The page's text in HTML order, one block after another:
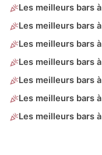
Les meilleurs bars
Les meilleurs bars
Les meilleurs bars
Les meilleurs bars
Les meilleurs bars
Les meilleurs bars
Les meilleurs bars